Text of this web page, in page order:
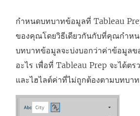
กำหนดบทบาทข้อมูลที่ Tableau
ของคุณโดยวิธีเดียวกันกับที่คุณกำห
บทบาทข้อมูลจะบ่งบอกว่าค่าข้อมูลข
อะไร เพื่อที่ Tableau Prep จะได้ต
และไฮไลต์ค่าที่ไม่ถูกต้องตามบทบาท